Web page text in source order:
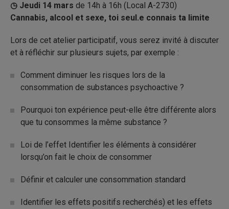
◷ Jeudi 14 mars de 14h à 16h (Local A-2730)
Cannabis, alcool et sexe, toi seul.e connais ta limite
Lors de cet atelier participatif, vous serez invité à discuter
et à réfléchir sur plusieurs sujets, par exemple :
Comment diminuer les risques lors de la
consommation de substances psychoactive ?
Pourquoi ton expérience peut-elle être différente alors
que tu consommes la même substance ?
Loi de l’effet Identifier les éléments à considérer
lorsqu’on fait le choix de consommer
Définir et calculer une consommation standard
Identifier les effets positifs recherchés) et les effets